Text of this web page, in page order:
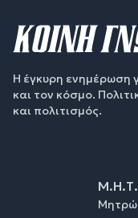
Η έγκυρη ενημέρωση
και τον κόσμο.
και πολιτισμός.
Μ.Η.Τ.